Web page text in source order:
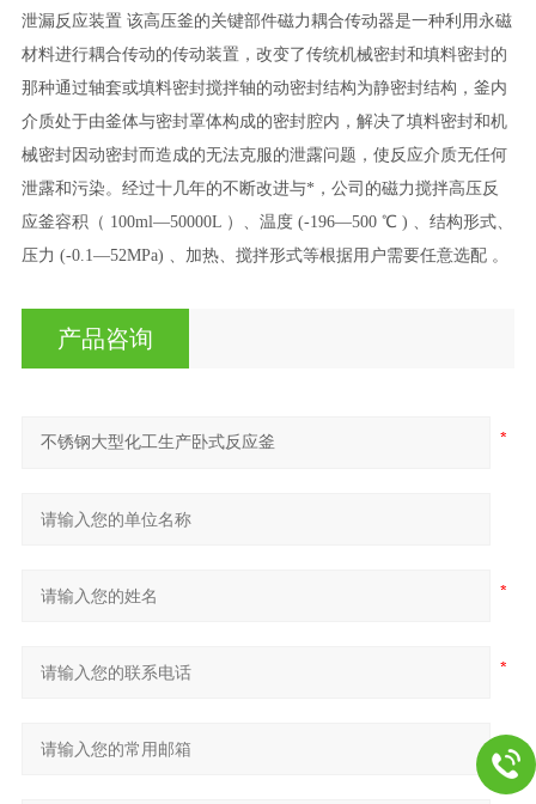
泄漏反应装置 该高压釜的关键部件磁力耦合传动器是一种利用永磁
材料进行耦合传动的传动装置，改变了传统机械密封和填料密封的
那种通过轴套或填料密封搅拌轴的动密封结构为静密封结构，釜内
介质处于由釜体与密封罩体构成的密封腔内，解决了填料密封和机
械密封因动密封而造成的无法克服的泄露问题，使反应介质无任何
泄露和污染。经过十几年的不断改进与*，公司的磁力搅拌高压反
应釜容积（ 100ml—50000L ）、温度 (-196—500 ℃ ) 、结构形式、
压力 (-0.1—52MPa) 、加热、搅拌形式等根据用户需要任意选配 。
产品咨询